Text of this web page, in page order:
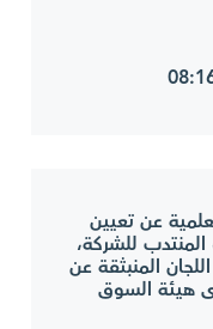
عن تعيين
للشركة،
المنبثقة عن
هيئة السوق